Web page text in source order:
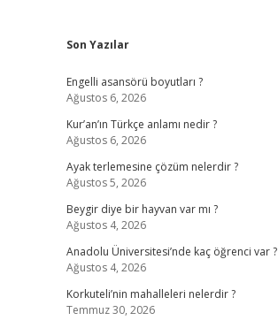
Sidebar
Son Yazılar
Engelli asansörü boyutları ?
Ağustos 6, 2026
Kur’an’ın Türkçe anlamı nedir ?
Ağustos 6, 2026
Ayak terlemesine çözüm nelerdir ?
Ağustos 5, 2026
Beygir diye bir hayvan var mı ?
Ağustos 4, 2026
Anadolu Üniversitesi’nde kaç öğrenci var ?
Ağustos 4, 2026
Korkuteli’nin mahalleleri nelerdir ?
Temmuz 30, 2026